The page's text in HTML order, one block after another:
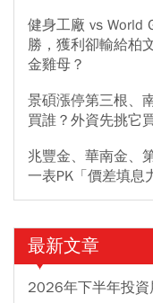
健身工廠 vs World
勝，獲利卻輸給柏
金雞母？
景碩漲停第三根、
買誰？外資先挑它
兆豐金、華南金、
一表PK「價差填息
最新文章
2026年下半年投